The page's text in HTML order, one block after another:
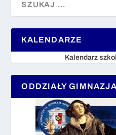
KALENDARZE
Kalendarz
ODDZIAŁY